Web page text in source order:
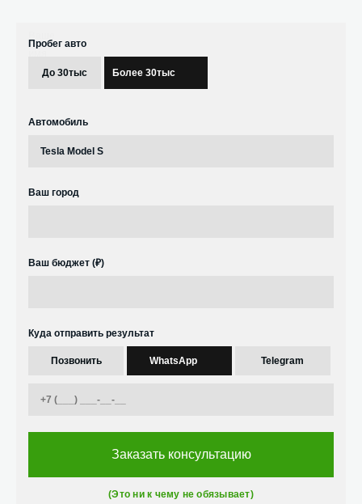
Пробег авто
До 30тыс Более 30тыс
Автомобиль
Ваш город
Ваш бюджет (₽)
Куда отправить результат
Позвонить WhatsApp Telegram
Заказать консультацию
(Это ни к чему не обязывает)